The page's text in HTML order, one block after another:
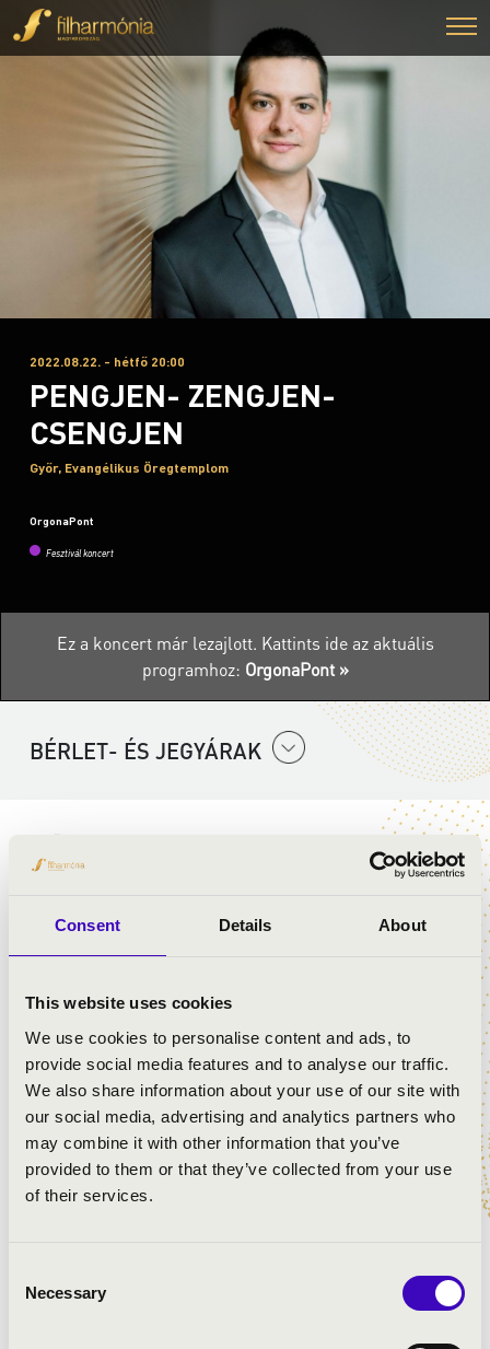
Consent Details About
This website uses cookies
We use cookies to personalise content and ads, to
provide social media features and to analyse our traffic.
We also share information about your use of our site with
our social media, advertising and analytics partners who
may combine it with other information that you’ve
provided to them or that they’ve collected from your use
of their services.
Selection
Necessary
2022.08.22. - hétfő 20:00
PENGJEN- ZENGJEN-
CSENGJEN
Győr, Evangélikus Öregtemplom
OrgonaPont
Fesztivál koncert
Ez a koncert már lezajlott. Kattints ide az aktuális
programhoz: OrgonaPont »
BÉRLET- ÉS JEGYÁRAK
Duo Vivo:
Nemes Jeles Judit
MŰSOR:
Schubert-Tabajdi Ádám: B-dúr szimfónia No.5 D.485-I.
Fauré: Sicilienne
Elgar: Chanson de Matin
Debussy: Syrinx